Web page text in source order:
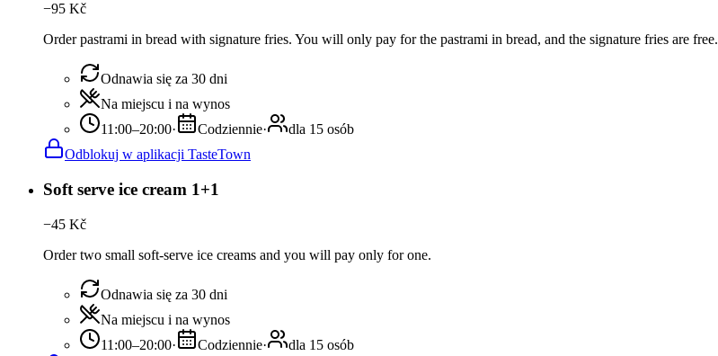
−95 Kč
Order pastrami in bread with signature fries. You will only pay for the pastrami in bread, and the signature fries are free.
Odnawia się za 30 dni
Na miejscu i na wynos
11:00–20:00· Codziennie·
dla 15 osób
Odblokuj w aplikacji TasteTown
Soft serve ice cream 1+1
−45 Kč
Order two small soft-serve ice creams and you will pay only for one.
Odnawia się za 30 dni
Na miejscu i na wynos
11:00–20:00· Codziennie·
dla 15 osób